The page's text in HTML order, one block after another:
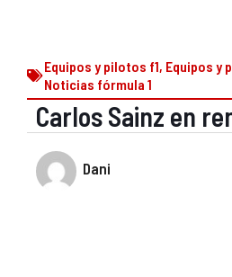
Equipos y pilotos f1, Equipos y
Noticias fórmula 1
Carlos Sainz en
Dani